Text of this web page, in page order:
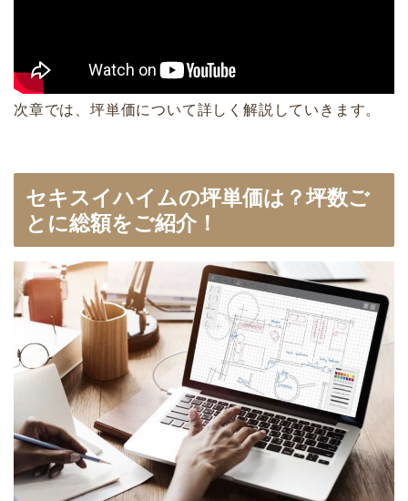
次章では、坪単価について詳しく解説していきます。
セキスイハイムの坪単価は？坪数ご
とに総額をご紹介！